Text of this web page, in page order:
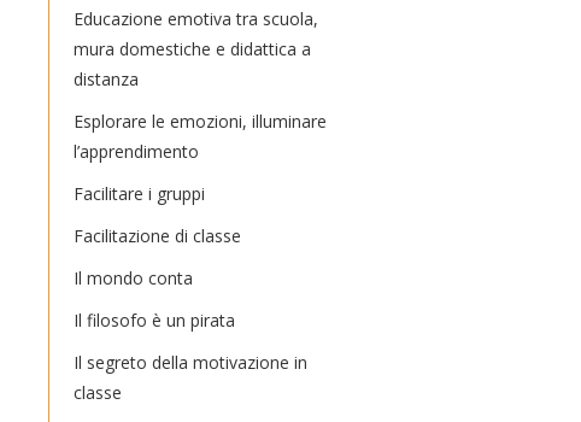
Educazione emotiva tra scuola,
mura domestiche e didattica a
distanza
Esplorare le emozioni, illuminare
l’apprendimento
Facilitare i gruppi
Facilitazione di classe
Il mondo conta
Il filosofo è un pirata
Il segreto della motivazione in
classe